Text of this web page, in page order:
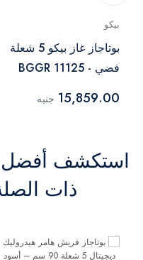
بيكو
بوتاجاز غاز بيكو 5 شعلة
فضي - BGGR 11125
15,859.00 جنيه
استكشف أفضل
ذات